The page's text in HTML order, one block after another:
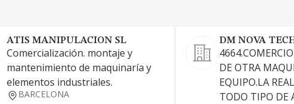
ATIS MANIPULACION SL
Comercialización. montaje y
mantenimiento de maquinaría y
elementos industriales.
BARCELONA
DM NOVA
DE OTRA
EQUIPO.LA
TODO TIPO DE